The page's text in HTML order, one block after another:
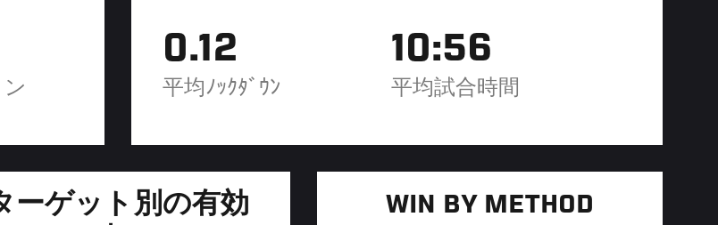
0.12
平均ﾉｯｸﾀﾞｳﾝ
10:56
平均試合時間
ーゲット別の有効
WIN BY METHOD